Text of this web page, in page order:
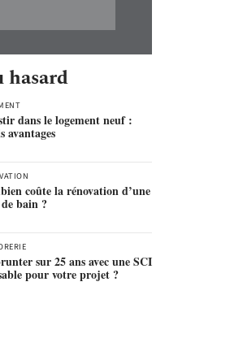
dans le logement neuf :
avantages
coûte la rénovation d’une
bain ?
sur 25 ans avec une SCI
pour votre projet ?